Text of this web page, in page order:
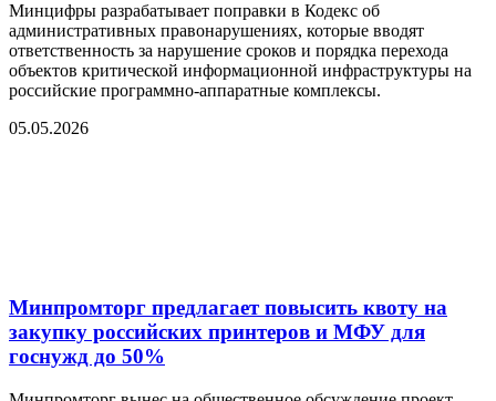
Минцифры разрабатывает поправки в Кодекс об
административных правонарушениях, которые вводят
ответственность за нарушение сроков и порядка перехода
объектов критической информационной инфраструктуры на
российские программно-аппаратные комплексы.
05.05.2026
Минпромторг предлагает повысить квоту на
закупку российских принтеров и МФУ для
госнужд до 50%